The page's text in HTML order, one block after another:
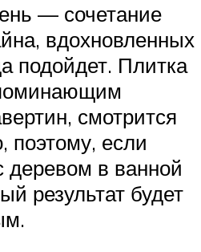
— сочетание
вдохновленных
подойдет. Плитка
смотрится
поэтому, если
деревом в ванной
результат будет